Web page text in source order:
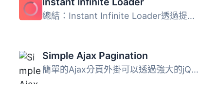
總結：Instant Infinite Loader透過提供無限滾動功能或「載入...
Simple Ajax Pagination
簡單的Ajax分頁外掛可以透過強大的jQuery輕鬆安裝和設置，並...